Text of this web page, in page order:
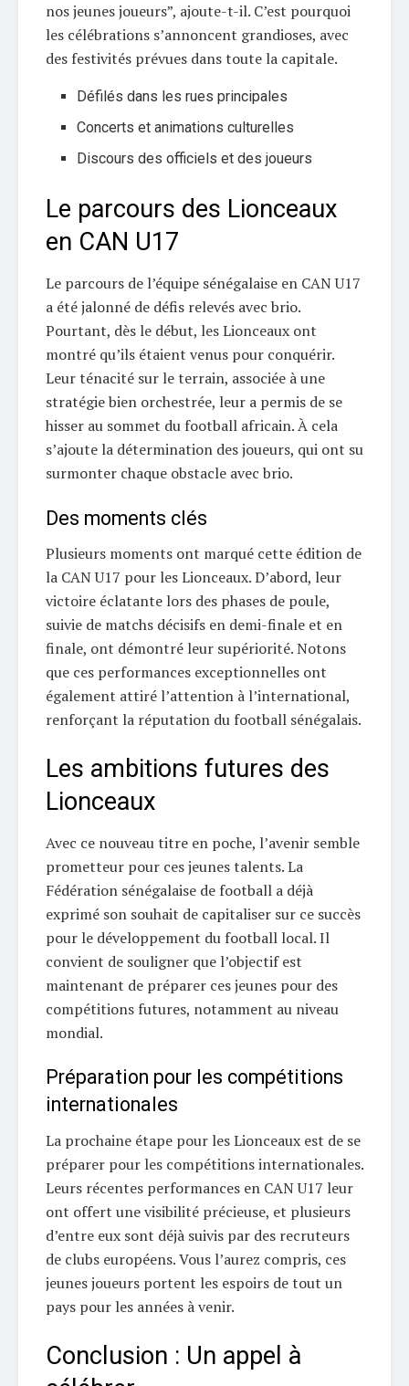
nos jeunes joueurs”, ajoute-t-il. C’est pourquoi
les célébrations s’annoncent grandioses, avec
des festivités prévues dans toute la capitale.
Défilés dans les rues principales
Concerts et animations culturelles
Discours des officiels et des joueurs
Le parcours des Lionceaux
en CAN U17
Le parcours de l’équipe sénégalaise en CAN U17
a été jalonné de défis relevés avec brio.
Pourtant, dès le début, les Lionceaux ont
montré qu’ils étaient venus pour conquérir.
Leur ténacité sur le terrain, associée à une
stratégie bien orchestrée, leur a permis de se
hisser au sommet du football africain. À cela
s’ajoute la détermination des joueurs, qui ont su
surmonter chaque obstacle avec brio.
Des moments clés
Plusieurs moments ont marqué cette édition de
la CAN U17 pour les Lionceaux. D’abord, leur
victoire éclatante lors des phases de poule,
suivie de matchs décisifs en demi-finale et en
finale, ont démontré leur supériorité. Notons
que ces performances exceptionnelles ont
également attiré l’attention à l’international,
renforçant la réputation du football sénégalais.
Les ambitions futures des
Lionceaux
Avec ce nouveau titre en poche, l’avenir semble
prometteur pour ces jeunes talents. La
Fédération sénégalaise de football a déjà
exprimé son souhait de capitaliser sur ce succès
pour le développement du football local. Il
convient de souligner que l’objectif est
maintenant de préparer ces jeunes pour des
compétitions futures, notamment au niveau
mondial.
Préparation pour les compétitions
internationales
La prochaine étape pour les Lionceaux est de se
préparer pour les compétitions internationales.
Leurs récentes performances en CAN U17 leur
ont offert une visibilité précieuse, et plusieurs
d’entre eux sont déjà suivis par des recruteurs
de clubs européens. Vous l’aurez compris, ces
jeunes joueurs portent les espoirs de tout un
pays pour les années à venir.
Conclusion : Un appel à